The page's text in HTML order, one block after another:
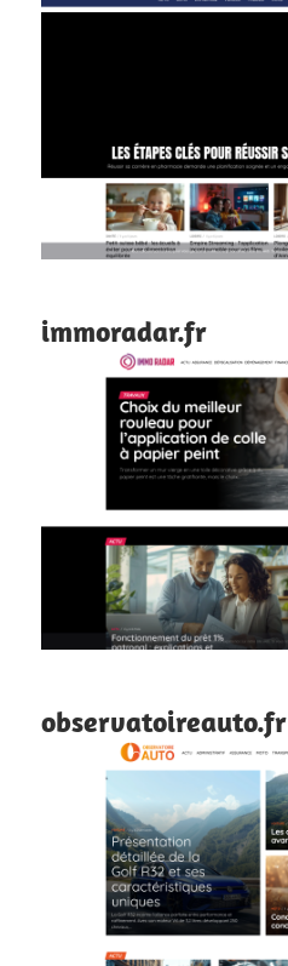
immoradar.fr
observatoireauto.fr